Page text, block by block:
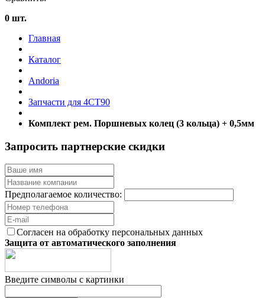
0 шт.
Главная
Каталог
Andoria
Запчасти для 4CT90
Комплект рем. Поршневых колец (3 кольца) + 0,5мм
Запросить партнерские скидки
Предполагаемое количество:
Согласен на обработку персональных данных
Защита от автоматического заполнения
Введите символы с картинки